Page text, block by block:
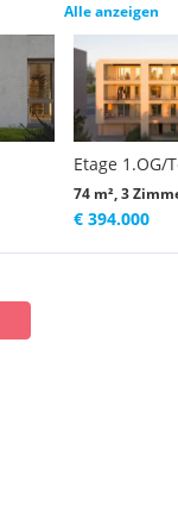
Alle anzeigen
Etage 1.OG/
74 m², 3
€ 394.000